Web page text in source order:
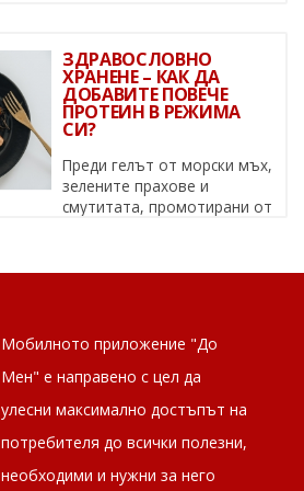
ЗДРАВОСЛОВНО
ХРАНЕНЕ – КАК ДА
ДОБАВИТЕ ПОВЕЧЕ
ПРОТЕИН В РЕЖИМА
СИ?
Преди гелът от морски мъх,
зелените прахове и
смутитата, промотирани от
Мобилното приложение "До
Мен" е направено с цел да
улесни максимално достъпът на
потребителя до всички полезни,
необходими и нужни за него